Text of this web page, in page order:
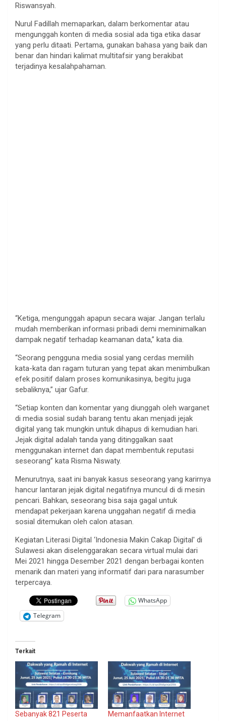
Riswansyah.
Nurul Fadillah memaparkan, dalam berkomentar atau
mengunggah konten di media sosial ada tiga etika dasar
yang perlu ditaati. Pertama, gunakan bahasa yang baik dan
benar dan hindari kalimat multitafsir yang berakibat
terjadinya kesalahpahaman.
“Ketiga, mengunggah apapun secara wajar. Jangan terlalu
mudah memberikan informasi pribadi demi meminimalkan
dampak negatif terhadap keamanan data,” kata dia.
“Seorang pengguna media sosial yang cerdas memilih
kata-kata dan ragam tuturan yang tepat akan menimbulkan
efek positif dalam proses komunikasinya, begitu juga
sebaliknya,” ujar Gafur.
“Setiap konten dan komentar yang diunggah oleh warganet
di media sosial sudah barang tentu akan menjadi jejak
digital yang tak mungkin untuk dihapus di kemudian hari.
Jejak digital adalah tanda yang ditinggalkan saat
menggunakan internet dan dapat membentuk reputasi
seseorang” kata Risma Niswaty.
Menurutnya, saat ini banyak kasus seseorang yang karirnya
hancur lantaran jejak digital negatifnya muncul di di mesin
pencari. Bahkan, seseorang bisa saja gagal untuk
mendapat pekerjaan karena unggahan negatif di media
sosial ditemukan oleh calon atasan.
Kegiatan Literasi Digital ‘Indonesia Makin Cakap Digital' di
Sulawesi akan diselenggarakan secara virtual mulai dari
Mei 2021 hingga Desember 2021 dengan berbagai konten
menarik dan materi yang informatif dari para narasumber
terpercaya.
WhatsApp
Telegram
Terkait
Sebanyak 821 Peserta
Memanfaatkan Internet